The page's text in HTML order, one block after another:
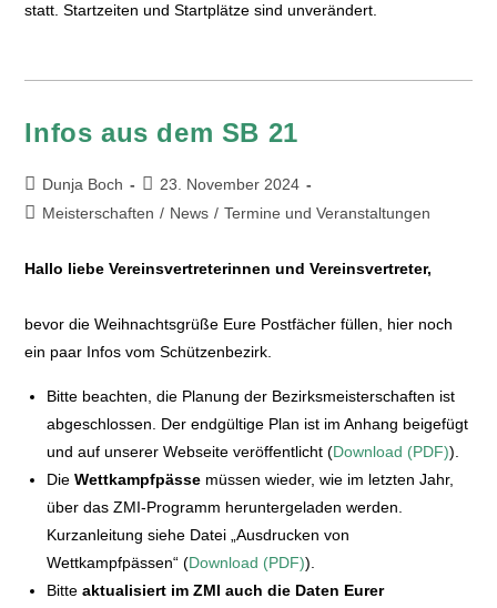
statt. Startzeiten und Startplätze sind unverändert.
Infos aus dem SB 21
Dunja Boch
23. November 2024
Meisterschaften / News / Termine und Veranstaltungen
Hallo liebe Vereinsvertreterinnen und Vereinsvertreter,
bevor die Weihnachtsgrüße Eure Postfächer füllen, hier noch
ein paar Infos vom Schützenbezirk.
Bitte beachten, die Planung der Bezirksmeisterschaften ist
abgeschlossen. Der endgültige Plan ist im Anhang beigefügt
und auf unserer Webseite veröffentlicht (Download (PDF)).
DieWettkampfpässe müssen wieder, wie im letzten Jahr,
über das ZMI-Programm heruntergeladen werden.
Kurzanleitung siehe Datei „Ausdrucken von
Wettkampfpässen“ (Download (PDF)).
Bitteaktualisiert im ZMI auch die Daten Eurer